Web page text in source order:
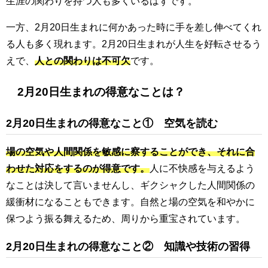
一方、2月20日生まれに何かあった時に手を差し伸べてくれ
る人も多く現れます。2月20日生まれが人生を好転させるう
えで、 人との関わりは不可欠です。
2月20日生まれの得意なことは？
2月20日生まれの得意なこと① 空気を読む
場の空気や人間関係を敏感に察することができ、それに合
わせた対応をするのが得意です。 人に不快感を与えるよう
なことは決して言いませんし、ギクシャクした人間関係の
緩衝材になることもできます。自然と場の空気を和やかに
保つよう振る舞えるため、周りから重宝されています。
2月20日生まれの得意なこと② 知識や技術の習得